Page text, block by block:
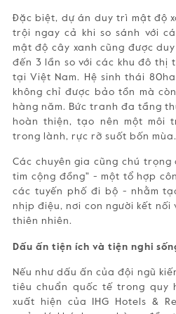
Đặc biệt, dự án duy trì mật độ
trội ngay cả khi so sánh với
mật độ cây xanh cũng được
đến 3 lần so với các khu đô thị
tại Việt Nam. Hệ sinh thái
không chỉ được bảo tồn mà
hàng năm. Bức tranh đa tầng
hoàn thiện, tạo nên một môi
trong lành, rực rỡ suốt bốn mùa.
Các chuyên gia cũng chú
tim cộng đồng" - một tổ hợp
các tuyến phố đi bộ - nhằm
nhịp điệu, nơi con người kết
thiên nhiên.
Dấu ấn tiện ích và tiện nghi
Nếu như dấu ấn của đội ngũ
tiêu chuẩn quốc tế trong quy
xuất hiện của IHG Hotels &